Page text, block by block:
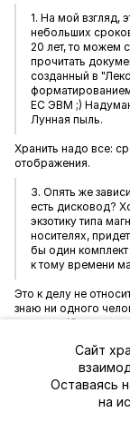
1. На мой взгляд,
небольших
20 лет, то можем
прочитать
созданный в
ЕС ЭВМ ;)
Лунная пыль.
Хранить надо все:
отображения.
3. Опять же
есть дисковод?
экзотику типа
носителях,
бы один
к тому времени
Это к делу не
знаю ни одного
дискетах (без
4.
все
с регламентом,
какие могут
Сайт
Оставаясь
на